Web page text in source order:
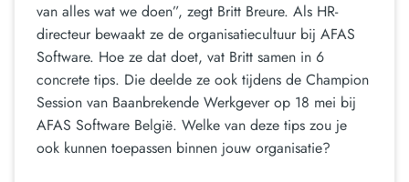
van alles wat we doen”, zegt Britt Breure. Als HR-
directeur bewaakt ze de organisatiecultuur bij AFAS
Software. Hoe ze dat doet, vat Britt samen in 6
concrete tips. Die deelde ze ook tijdens de Champion
Session van Baanbrekende Werkgever op 18 mei bij
AFAS Software België. Welke van deze tips zou je
ook kunnen toepassen binnen jouw organisatie?